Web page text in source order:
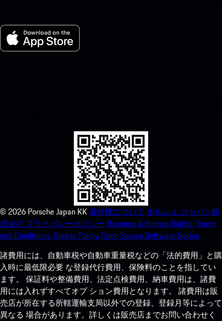
© 2026 Porsche Japan KK著作権について ポルシェ ジャパン株
式会社 プライバシーポリシー Business & Human Rights.Terms
and Conditions.Cookie Policy.Open Source Software Notice.
諸費用には、自動車税や自動車重量税などの「法的費用」と購
入時に最低限必要 な登録代行費用、保険料のことを指してい
ます。 保証料や整備費用、法定点検費用、納車費用は、諸費
用には入れずすべてオプ ション費用となります。 諸費用は販
売店が所在する所轄運輸支局以外での登録、登録月等によって
異なる 場合があります。詳しくは販売店までお問い合わせく